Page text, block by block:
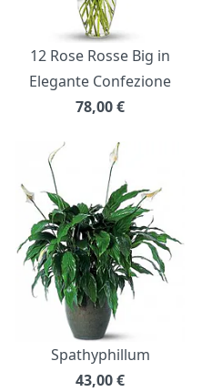
12 Rose Rosse Big in
Elegante Confezione
78,00€
Spathyphillum
43,00€